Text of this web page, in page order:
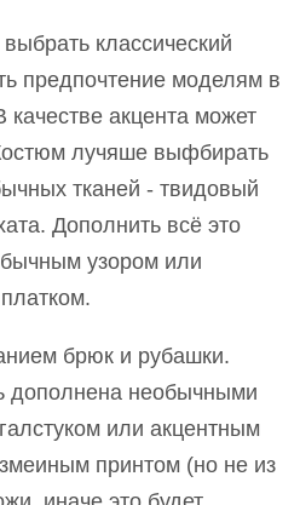
классический
предпочтение моделям в
акцента может
лучяше выфбирать
тканей - твидовый
Дополнить всё это
узором или
брюк и рубашки.
дополнена необычными
или акцентным
принтом (но не из